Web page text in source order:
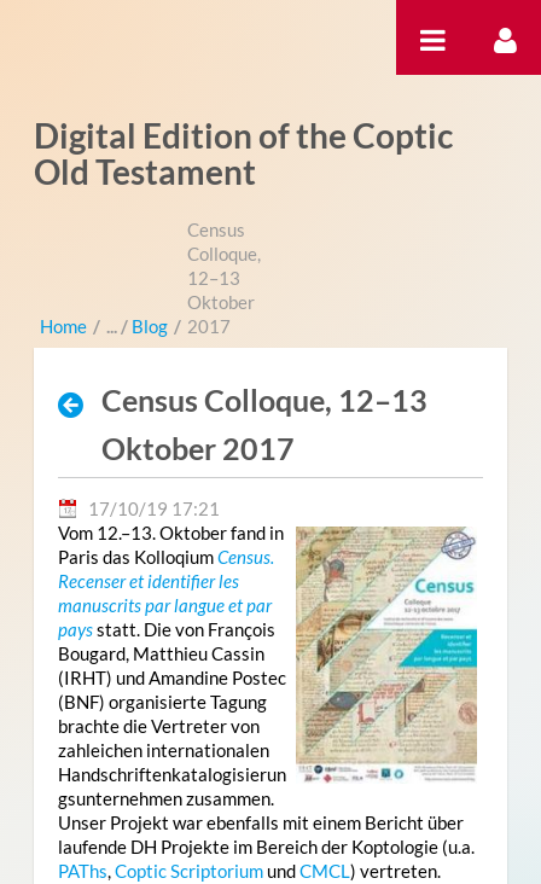
Digital Edition of the Coptic
Old Testament
Home / Blog /
Census
Colloque,
12–13
Oktober
2017
Census Colloque, 12–13
Oktober 2017
17/10/19 17:21
Vom 12.–13. Oktober fand in
Paris das KolloqiumCensus.
Recenser et identifier les
manuscrits par langue et par
paysstatt. Die von François
Bougard, Matthieu Cassin
(IRHT) und Amandine Postec
(BNF) organisierte Tagung
brachte die Vertreter von
zahleichen internationalen
Handschriftenkatalogisierun
gsunternehmen zusammen.
Unser Projekt war ebenfalls mit einem Bericht über
laufende DH Projekte im Bereich der Koptologie (u.a.
PAThs,Coptic ScriptoriumundCMCL) vertreten.